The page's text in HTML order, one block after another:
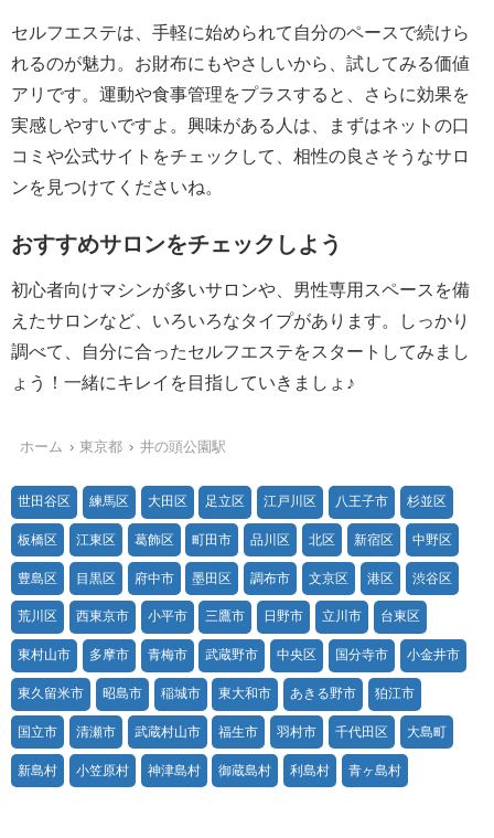
セルフエステは、手軽に始められて自分のペースで続けら
れるのが魅力。お財布にもやさしいから、試してみる価値
アリです。運動や食事管理をプラスすると、さらに効果を
実感しやすいですよ。興味がある人は、まずはネットの口
コミや公式サイトをチェックして、相性の良さそうなサロ
ンを見つけてくださいね。
おすすめサロンをチェックしよう
初心者向けマシンが多いサロンや、男性専用スペースを備
えたサロンなど、いろいろなタイプがあります。しっかり
調べて、自分に合ったセルフエステをスタートしてみまし
ょう！一緒にキレイを目指していきましょ♪
ホーム 東京都 井の頭公園駅
世田谷区 練馬区 大田区 足立区 江戸川区 八王子市 杉並区
板橋区 江東区 葛飾区 町田市 品川区 北区 新宿区 中野区
豊島区 目黒区 府中市 墨田区 調布市 文京区 港区 渋谷区
荒川区 西東京市 小平市 三鷹市 日野市 立川市 台東区
東村山市 多摩市 青梅市 武蔵野市 中央区 国分寺市 小金井市
東久留米市 昭島市 稲城市 東大和市 あきる野市 狛江市
国立市 清瀬市 武蔵村山市 福生市 羽村市 千代田区 大島町
新島村 小笠原村 神津島村 御蔵島村 利島村 青ヶ島村